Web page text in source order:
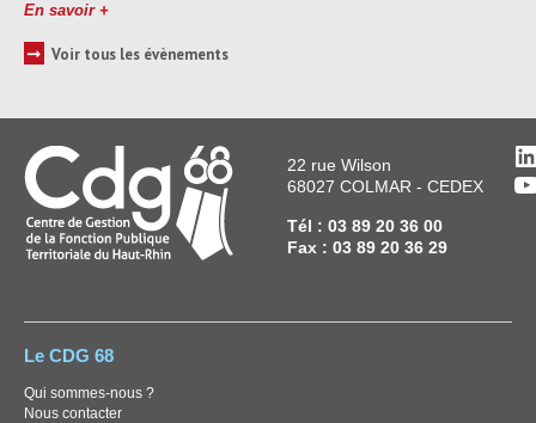
En savoir +
➞ Voir tous les évènements
22 rue Wilson
68027 COLMAR - CEDEX
Tél : 03 89 20 36 00
Fax : 03 89 20 36 29
Le CDG 68
Qui sommes-nous ?
Nous contacter